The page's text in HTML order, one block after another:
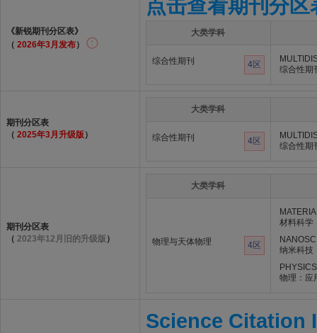
《新锐期刊分区表》
（ 2026年3月发布）
点击查看期刊分区
大类学科
综合性期刊 4区
综合性期
期刊分区表
（ 2025年3月升级版 ）
大类学科
综合性期刊 4区
综合性期
期刊分区表
（ 2023年12月旧的升级版 ）
大类学科
物理与天体物理 4区
材料科学
纳米科技
物理：应
Science Citation